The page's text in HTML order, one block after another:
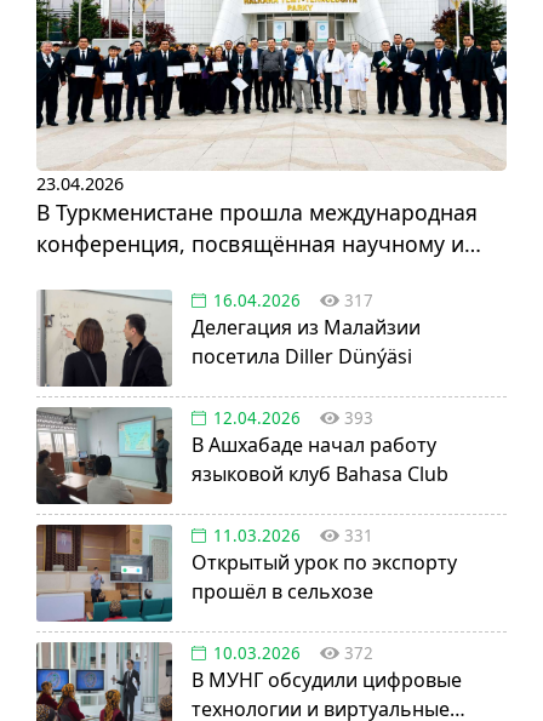
23.04.2026
В Туркменистане прошла международная
конференция, посвящённая научному и
16.04.2026 317
Делегация из Малайзии
посетила Diller Dünýäsi
12.04.2026 393
В Ашхабаде начал работу
языковой клуб Bahasa Club
11.03.2026 331
Открытый урок по экспорту
прошёл в сельхозе
10.03.2026 372
В МУНГ обсудили цифровые
технологии и виртуальные